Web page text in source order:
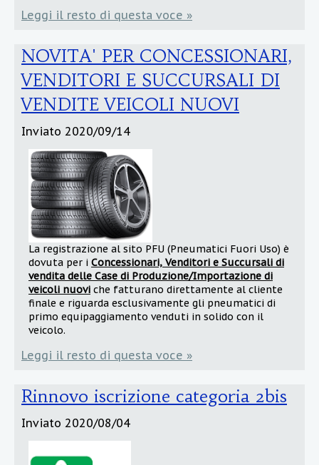
Leggi il resto di questa voce »
NOVITA' PER CONCESSIONARI,
VENDITORI E SUCCURSALI DI
VENDITE VEICOLI NUOVI
Inviato 2020/09/14
La registrazione al sito PFU (Pneumatici Fuori Uso) è
dovuta per i Concessionari, Venditori e Succursali di
vendita delle Case di Produzione/Importazione di
veicoli nuovi che fatturano direttamente al cliente
finale e riguarda esclusivamente gli pneumatici di
primo equipaggiamento venduti in solido con il
veicolo.
Leggi il resto di questa voce »
Rinnovo iscrizione categoria 2bis
Inviato 2020/08/04